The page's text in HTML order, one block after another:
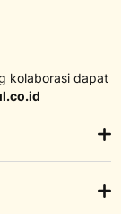
kolaborasi dapat